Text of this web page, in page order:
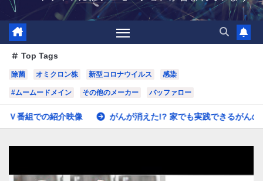
Top Tags
除菌 オミクロン株 新型コロナウイルス 感染
#ムームードメイン その他のメーカー バッファロー
がんが消えた!? 家でも実践できるがんの治療・予防 #shorts